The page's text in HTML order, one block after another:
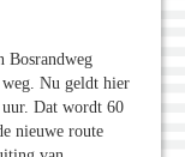
Bosrandweg
Nu geldt hier
Dat wordt 60
nieuwe route